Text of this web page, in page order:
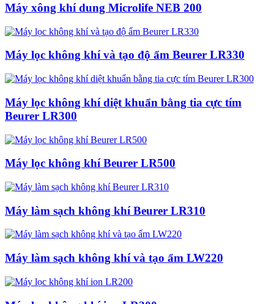
Máy xông khí dung Microlife NEB 200
Máy lọc không khí và tạo độ ẩm Beurer LR330
Máy lọc không khí diệt khuẩn bằng tia cực tím
Beurer LR300
Máy lọc không khí Beurer LR500
Máy làm sạch không khí Beurer LR310
Máy làm sạch không khí và tạo ẩm LW220